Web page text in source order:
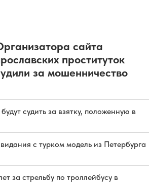
сайта
проституток
за мошенничество
судить за взятку, положенную в
с турком модель из Петербурга
за стрельбу по троллейбусу в